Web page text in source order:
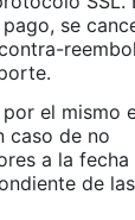
se
el mismo
caso de no
a la fecha
de las